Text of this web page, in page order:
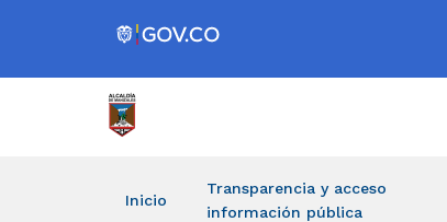
Inicio
Transparencia y acceso
información pública